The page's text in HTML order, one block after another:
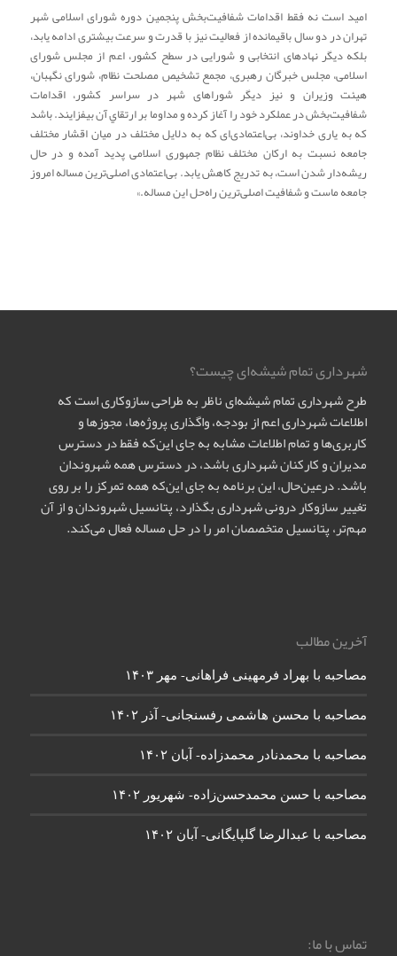
امید است نه فقط اقدامات شفافیت‌بخش پنجمین دوره شورای اسلامی شهر
تهران در دو سال باقیمانده از فعالیت نیز با قدرت و سرعت بیشتری ادامه یابد،
بلکه دیگر نهادهای انتخابی و شورایی در سطح کشور، اعم از مجلس شورای
اسلامی، مجلس خبرگان رهبری، مجمع تشخیص مصلحت نظام، شورای نگهبان،
هیئت وزیران و نیز دیگر شوراهای شهر در سراسر کشور، اقدامات
شفافیت‌بخش در عملکرد خود را آغاز کرده و مداوما بر ارتقاي آن بیفزایند. باشد
که به یاری خداوند، بی‌اعتمادی‌ای که به دلایل مختلف در میان اقشار مختلف
جامعه نسبت به ارکان مختلف نظام جمهوری اسلامی پدید آمده و در حال
ریشه‌دار شدن است، به تدریج کاهش یابد. بی‌‌اعتمادی اصلی‌ترین مساله امروز
جامعه ماست و شفافیت اصلی‌ترین راه‌حل این مساله.»
شهرداری تمام شیشه‌ای چیست؟
طرح شهرداری تمام شیشه‌ای ناظر به طراحی سازوکاری است که
اطلاعات شهرداری اعم از بودجه، واگذاری پروژه‌ها، مجوزها و
کاربری‌ها و تمام اطلاعات مشابه به جای این‌که فقط در دسترس
مدیران و کارکنان شهرداری باشد، در دسترس همه شهروندان
باشد. درعین‌حال، این برنامه به جای این‌که همه تمرکز را بر روی
تغییر سازوکار درونی شهرداری بگذارد، پتانسیل شهروندان و از آن
مهم‌تر، پتانسیل متخصصان امر را در حل مساله فعال می‌کند.
آخرین مطالب
مصاحبه با بهراد فرمهینی فراهانی- مهر ۱۴۰۳
مصاحبه با محسن هاشمی رفسنجانی- آذر ۱۴۰۲
مصاحبه با محمدنادر محمدزاده- آبان ۱۴۰۲
مصاحبه با حسن محمدحسن‌زاده- شهریور ۱۴۰۲
مصاحبه با عبدالرضا گلپایگانی- آبان ۱۴۰۲
تماس با ما: